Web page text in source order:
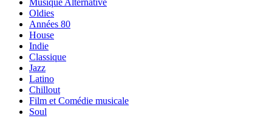
Musique Alternative
Oldies
Années 80
House
Indie
Classique
Jazz
Latino
Chillout
Film et Comédie musicale
Soul